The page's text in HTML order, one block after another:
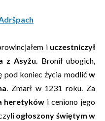
i uczestniczył
z Asyżu. Bronił ubogich,
pod koniec życia modlić w
. Zmarł w 1231 roku. Za
heretyków i ceniono jego
ogłoszony świętym w